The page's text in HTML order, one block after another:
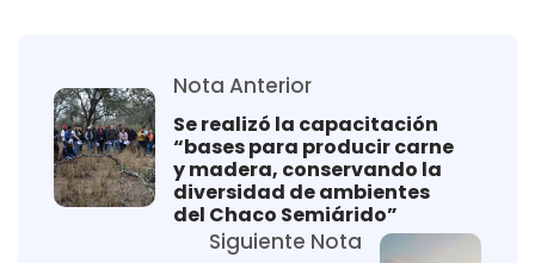
Nota Anterior
Se realizó la capacitación
“bases para producir carne
y madera, conservando la
diversidad de ambientes
del Chaco Semiárido”
Siguiente Nota